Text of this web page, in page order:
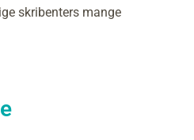
skribenters mange